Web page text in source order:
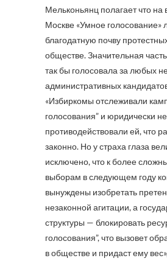
Мельконьянц полагает что на
Москве «Умное голосование»
благодатную почву
обществе. Значительная
так бы голосовала за любых
административных
«Избиркомы отслеживали
голосования” и юридически не
противодействовали ей, что
законно. Но у страха глаза
исключено, что к более
выборам в следующем году
вынуждены изобретать
незаконной агитации, а
структуры — блокировать
голосования”, что вызовет
в обществе и придаст ему